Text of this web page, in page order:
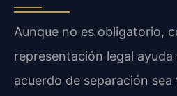
Aunque no es obligatorio,
representación legal
acuerdo de separación